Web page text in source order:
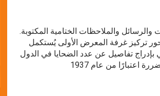
.تشكل تدوينات المذكرات والرسائل والملاحظات الختامية المكتوبة
تركيز غرفة المعرض الأولى يُستكمل
تفاصيل عن عدد الضحايا في الدول
اعتبارًا من عام 1937